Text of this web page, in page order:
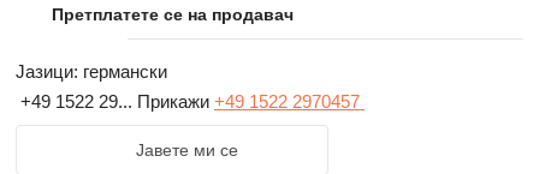
Претплатете се на продавач
Јазици: германски
+49 1522 29... Прикажи +49 1522 2970457
Јавете ми се